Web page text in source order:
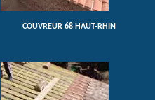
COUVREUR 68 HAUT-RHIN